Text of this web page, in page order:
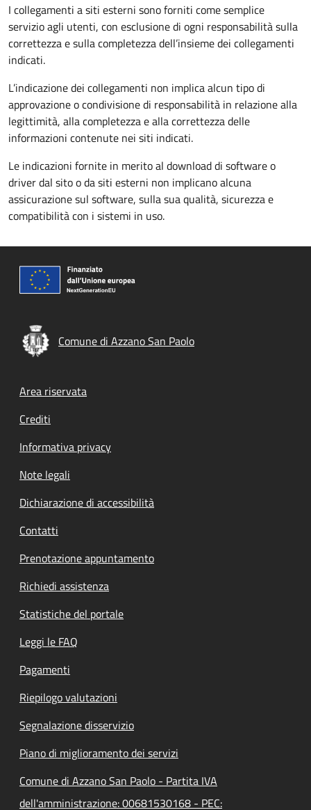
I collegamenti a siti esterni sono forniti come semplice
servizio agli utenti, con esclusione di ogni responsabilità sulla
correttezza e sulla completezza dell’insieme dei collegamenti
indicati.
L’indicazione dei collegamenti non implica alcun tipo di
approvazione o condivisione di responsabilità in relazione alla
legittimità, alla completezza e alla correttezza delle
informazioni contenute nei siti indicati.
Le indicazioni fornite in merito al download di software o
driver dal sito o da siti esterni non implicano alcuna
assicurazione sul software, sulla sua qualità, sicurezza e
compatibilità con i sistemi in uso.
Comune di Azzano San Paolo
Footer menu
Area riservata
Crediti
Informativa privacy
Note legali
Dichiarazione di accessibilità
Contatti
Prenotazione appuntamento
Richiedi assistenza
Statistiche del portale
Leggi le FAQ
Pagamenti
Riepilogo valutazioni
Segnalazione disservizio
Piano di miglioramento dei servizi
Comune di Azzano San Paolo - Partita IVA
dell'amministrazione: 00681530168 - PEC: